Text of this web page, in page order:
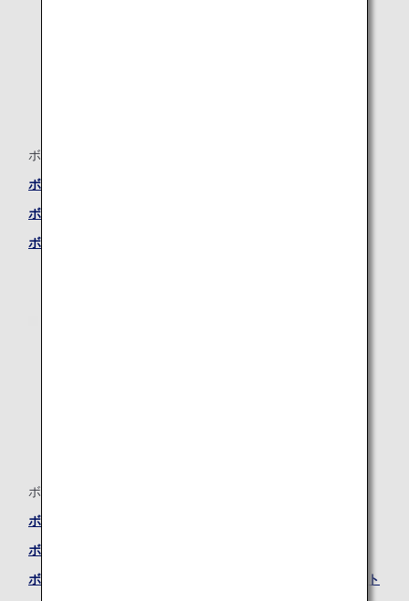
ボーイング787-8
ボーイング787-8 ―ビジネスクラスシート
ボーイング787-8 ―プレミアムエコノミーシート
ボーイング787-8 ―エコノミークラスシート
ボーイング777-300ER（77W）
ボーイング777-300ER (77W) ―ファーストクラスシート
ボーイング777-300ER (77W) ―ビジネスクラスシート
ボーイング777-300ER (77W) ―プレミアムエコノミーシート